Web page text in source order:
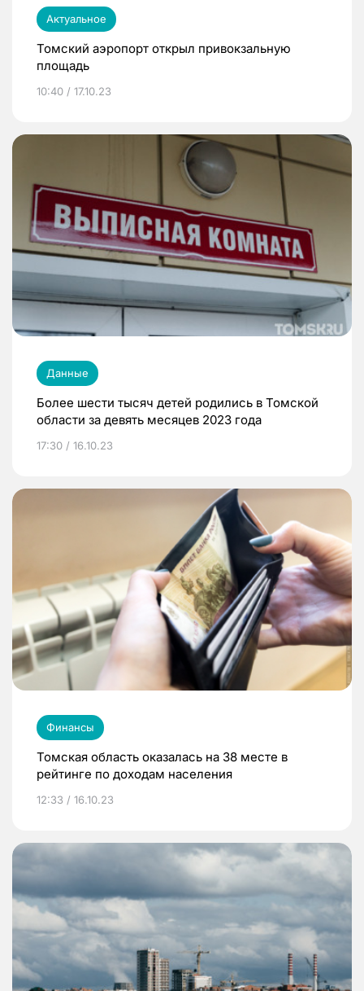
Актуальное
Томский аэропорт открыл привокзальную
площадь
10:40 / 17.10.23
Данные
Более шести тысяч детей родились в Томской
области за девять месяцев 2023 года
17:30 / 16.10.23
Финансы
Томская область оказалась на 38 месте в
рейтинге по доходам населения
12:33 / 16.10.23